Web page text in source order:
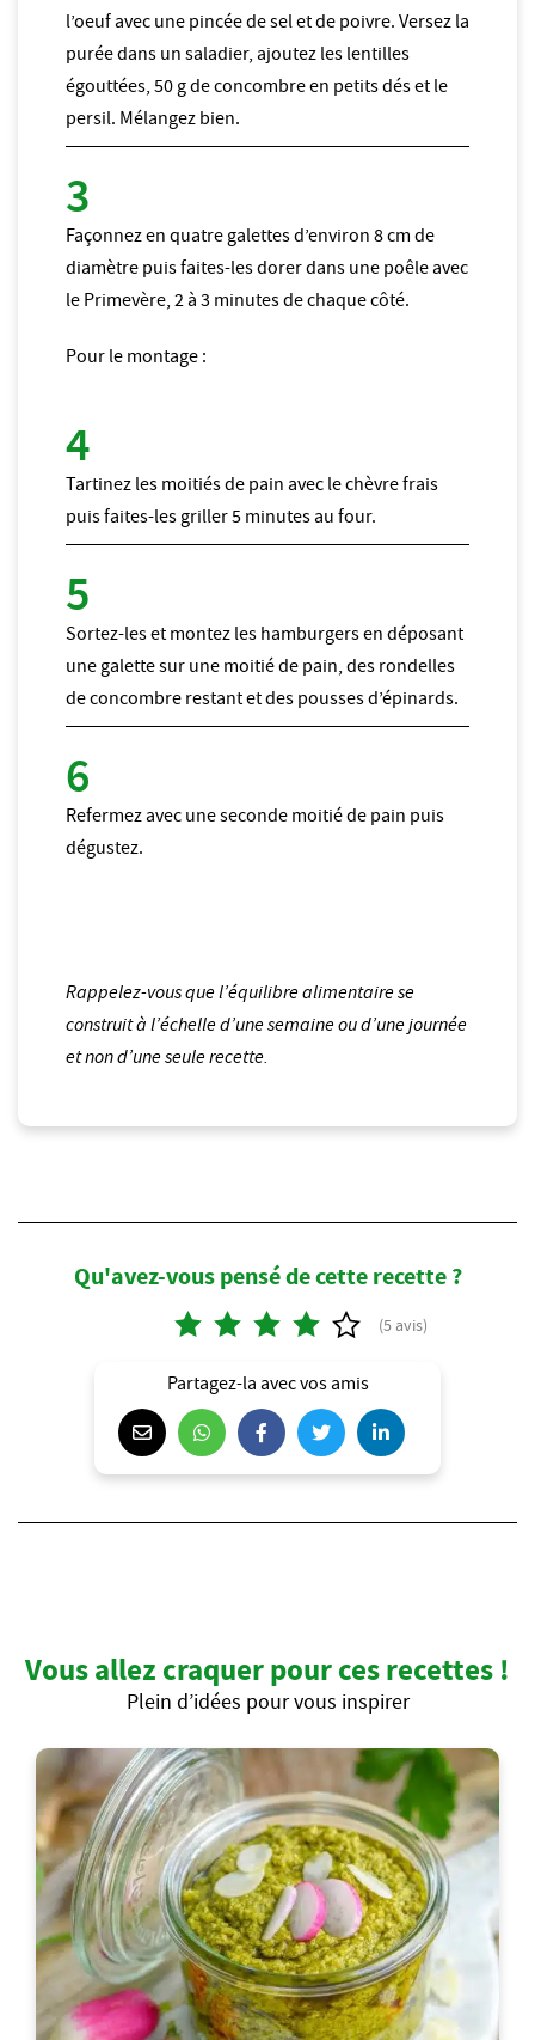
l’oeuf avec une pincée de sel et de poivre. Versez la
purée dans un saladier, ajoutez les lentilles
égouttées, 50 g de concombre en petits dés et le
persil. Mélangez bien.
Façonnez en quatre galettes d’environ 8 cm de
diamètre puis faites-les dorer dans une poêle avec
le Primevère, 2 à 3 minutes de chaque côté.
Pour le montage :
Tartinez les moitiés de pain avec le chèvre frais
puis faites-les griller 5 minutes au four.
Sortez-les et montez les hamburgers en déposant
une galette sur une moitié de pain, des rondelles
de concombre restant et des pousses d’épinards.
Refermez avec une seconde moitié de pain puis
dégustez.
Rappelez-vous que l’équilibre alimentaire se
construit à l’échelle d’une semaine ou d’une journée
et non d’une seule recette.
Qu'avez-vous pensé de cette recette ?
Partagez-la avec vos amis
Vous allez craquer pour ces recettes !
Plein d’idées pour vous inspirer